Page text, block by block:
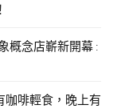
概念店嶄新開幕 :
咖啡輕食，晚上有